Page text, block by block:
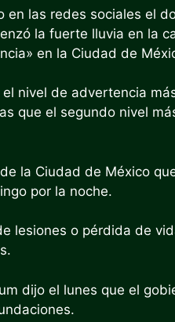
en las redes sociales el
la fuerte lluvia en la
en la Ciudad de
nivel de advertencia
que el segundo nivel
la Ciudad de México
por la noche.
lesiones o pérdida de
dijo el lunes que el